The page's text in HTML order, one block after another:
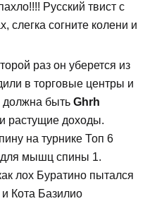
Русский твист с
слегка согните колени и
раз он уберется из
в торговые центры и
должна быть Ghrh
и растущие доходы.
на турнике Топ 6
для мышц спины 1.
лох Буратино пытался
Кота Базилио